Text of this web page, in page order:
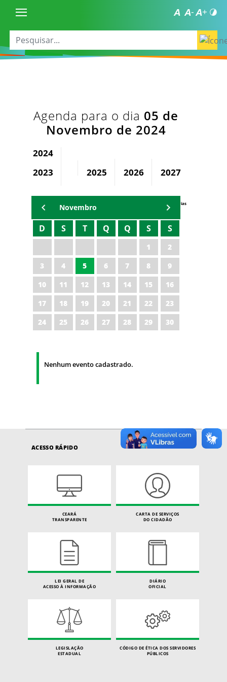
Agenda para o dia 05 de
Novembro de 2024
2024
2023
2025 2026 2027
Agenda Secretárias
Novembro
D S T Q Q S S
1
2
3
4 5 6 7 8
9
10
11 12 13 14 15
16
17
18 19 20 21 22
23
24
25 26 27 28 29 30
Nenhum evento cadastrado.
ACESSO RÁPIDO
CEARÁ
TRANSPARENTE
CARTA DE SERVIÇOS
DO CIDADÃO
LEI GERAL DE
ACESSO À INFORMAÇÃO
DIÁRIO
OFICIAL
LEGISLAÇÃO
ESTADUAL
CÓDIGO DE ÉTICA DOS SERVIDORES
PÚBLICOS